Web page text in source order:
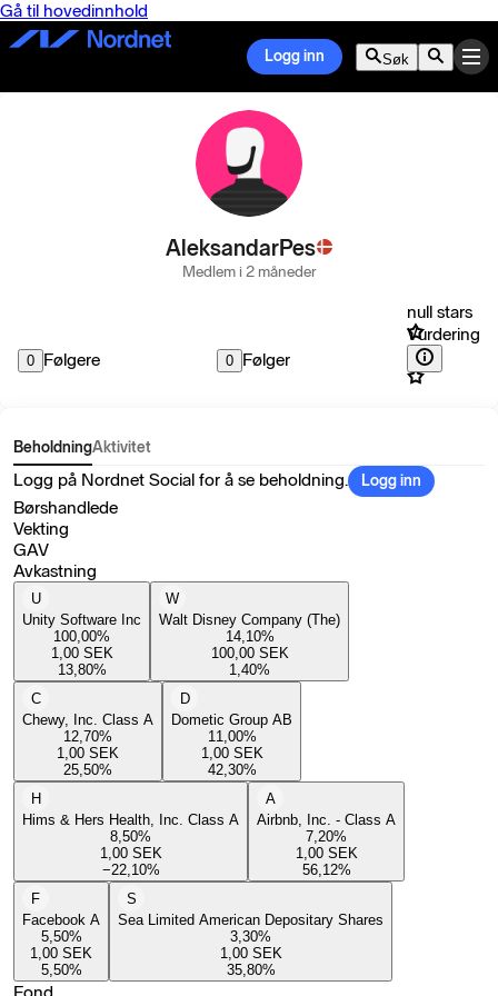
Gå til hovedinnhold
Logg inn Søk
AleksandarPes
Medlem i 2 måneder
0 Følgere 0 Følger
null stars
Vurdering
BeholdningAktivitet
Logg på Nordnet Social for å se beholdning. Logg inn
Børshandlede
Vekting
GAV
Avkastning
U
Unity Software Inc
100,00%
1,00 SEK
13,80%
W
Walt Disney Company (The)
14,10%
100,00 SEK
1,40%
C
Chewy, Inc. Class A
12,70%
1,00 SEK
25,50%
D
Dometic Group AB
11,00%
1,00 SEK
42,30%
H
Hims & Hers Health, Inc. Class A
8,50%
1,00 SEK
−22,10%
A
Airbnb, Inc. - Class A
7,20%
1,00 SEK
56,12%
F
Facebook A
5,50%
1,00 SEK
5,50%
S
Sea Limited American Depositary Shares
3,30%
1,00 SEK
35,80%